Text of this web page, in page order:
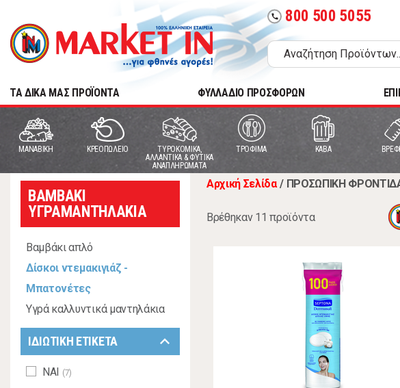
call 800 500 5055
TA ΔΙΚΑ ΜΑΣ ΠΡΟΪΟΝΤΑ ΦΥΛΛΑΔΙΟ ΠΡΟΣΦΟΡΩΝ
MANABIKH ΚΡΕΟΠΩΛΕΙΟ
ΤΥΡΟΚΟΜΙΚΑ,
ΑΛΛΑΝΤΙΚΑ & ΦΥΤΙΚΑ
ΑΝΑΠΛΗΡΩΜΑΤΑ
ΤΡΟΦΙΜΑ ΚΑΒΑ
ΒΑΜΒΑΚΙ
ΥΓΡΑΜΑΝΤΗΛΑΚΙΑ
Βαμβάκι απλό
Δίσκοι ντεμακιγιάζ -
Μπατονέτες
Υγρά καλλυντικά μαντηλάκια
ΙΔΙΩΤΙΚΗ ΕΤΙΚΕΤΑ keyboard_arrow_down
ΝΑΙ (7)
Αρχική Σελίδα / ΠΡΟΣΩΠΙΚΗ
Βρέθηκαν 11 προϊόντα